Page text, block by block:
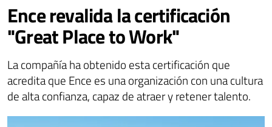
Ence revalida la certificación
"Great Place to Work"
La compañía ha obtenido esta certificación que
acredita que Ence es una organización con una cultura
de alta confianza, capaz de atraer y retener talento.